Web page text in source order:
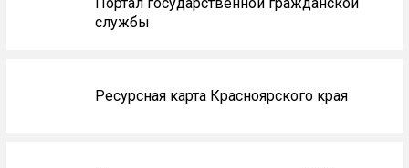
Портал государственной гражданской
службы
Ресурсная карта Красноярского края